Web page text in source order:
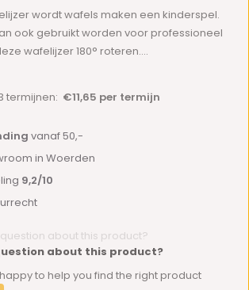
wordt wafels maken een kinderspel.
ook gebruikt worden voor professioneel
wafelijzer 180° roteren....
termijnen: €11,65 per termijn
vanaf 50,-
in Woerden
9,2/10
about this product?
to help you find the right product